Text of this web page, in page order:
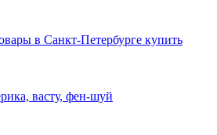
в Санкт-Петербурге купить
васту, фен-шуй